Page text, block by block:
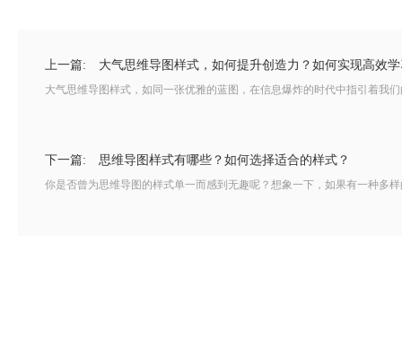
上一篇: 大气思维导图样式，如何提升创造力？如何实现高效
大气思维导图样式，如同一张优雅的蓝图，在信息爆炸的时代中指引着我
下一篇: 思维导图样式有哪些？如何选择适合的样式？
你是否曾为思维导图的样式单一而感到无趣呢？想象一下，如果有一种多